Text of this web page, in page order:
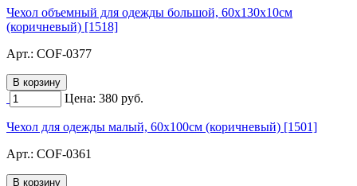
Чехол объемный для одежды большой, 60х130х10см
(коричневый) [1518]
Арт.: COF-0377
Цена: 380 руб.
Чехол для одежды малый, 60х100см (коричневый) [1501]
Арт.: COF-0361